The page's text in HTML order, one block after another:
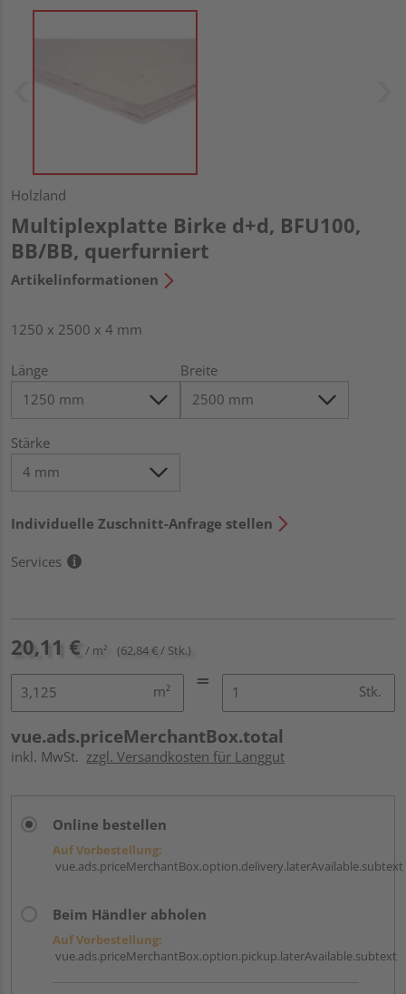
Holzland
Multiplexplatte Birke d+d, BFU100,
BB/BB, querfurniert
Artikelinformationen
1250 x 2500 x 4 mm
Länge Breite
Stärke
Individuelle Zuschnitt-Anfrage stellen
Services
20,11 € / m² (62,84 € / Stk.)
m² Stk.
vue.ads.priceMerchantBox.total
inkl. MwSt. zzgl. Versandkosten für Langgut
Online bestellen
Auf Vorbestellung:
vue.ads.priceMerchantBox.option.delivery.laterAvailable.subtext
Beim Händler abholen
Auf Vorbestellung:
vue.ads.priceMerchantBox.option.pickup.laterAvailable.subtext